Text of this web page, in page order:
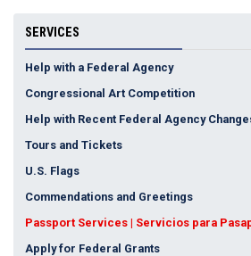
SERVICES
Help with a Federal Agency
Congressional Art Competition
Help with Recent Federal Agency
Tours and Tickets
U.S. Flags
Commendations and Greetings
Passport Services | Servicios para
Apply for Federal Grants